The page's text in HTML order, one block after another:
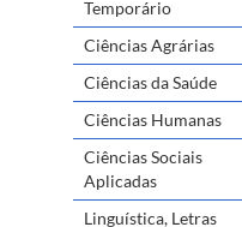
Temporário
Ciências Agrárias
Ciências da Saúde
Ciências Humanas
Ciências Sociais
Aplicadas
Linguística, Letras